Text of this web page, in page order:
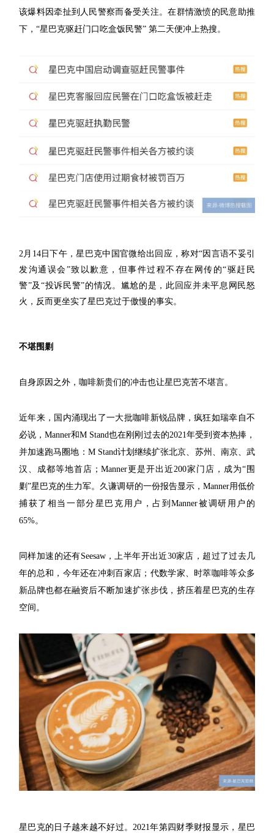
该爆料因牵扯到人民警察而备受关注。在群情激愤的民意助推
下，“星巴克驱赶门口吃盒饭民警” 第二天便冲上热搜。
2月14日下午，星巴克中国官微给出回应，称对“因言语不妥引
发沟通误会”致以歉意，但事件过程不存在网传的“驱赶民
警”及“投诉民警”的情况。尴尬的是，此回应并未平息网民怒
火，反而更坐实了星巴克过于傲慢的事实。
不堪围剿
自身原因之外，咖啡新贵们的冲击也让星巴克苦不堪言。
近年来，国内涌现出了一大批咖啡新锐品牌，疯狂如瑞幸自不
必说，Manner和M Stand也在刚刚过去的2021年受到资本热捧，
并加速跑马圈地：M Stand计划继续扩张北京、苏州、南京、武
汉、成都等地首店；Manner更是开出近200家门店，成为“围
剿”星巴克的生力军。久谦调研的一份报告显示，Manner用低价
捕获了相当一部分星巴克用户，占到Manner被调研用户的
65%。
同样加速的还有Seesaw，上半年开出近30家店，超过了过去几
年的总和，今年还在冲刺百家店；代数学家、时萃咖啡等众多
新品牌也都在融资后不断加速扩张步伐，挤压着星巴克的生存
空间。
星巴克的日子越来越不好过。2021年第四财季财报显示，星巴